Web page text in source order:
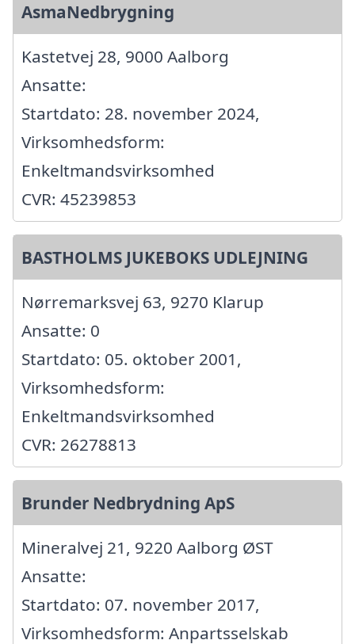
AsmaNedbrygning
Kastetvej 28, 9000 Aalborg
Ansatte:
Startdato: 28. november 2024,
Virksomhedsform:
Enkeltmandsvirksomhed
CVR: 45239853
BASTHOLMS JUKEBOKS UDLEJNING
Nørremarksvej 63, 9270 Klarup
Ansatte: 0
Startdato: 05. oktober 2001,
Virksomhedsform:
Enkeltmandsvirksomhed
CVR: 26278813
Brunder Nedbrydning ApS
Mineralvej 21, 9220 Aalborg ØST
Ansatte:
Startdato: 07. november 2017,
Virksomhedsform: Anpartsselskab